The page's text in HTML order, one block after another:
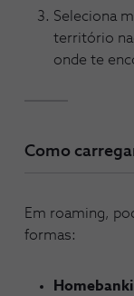
Seleciona
território
onde te
Como
Em roaming,
formas: